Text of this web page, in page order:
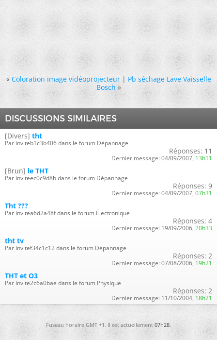
« Coloration image vidéoprojecteur|Pb séchage Lave Vaisselle
Bosch »
DISCUSSIONS SIMILAIRES
[Divers] tht
Par inviteb1c3b406 dans le forum Dépannage
Réponses: 11
Dernier message: 04/09/2007, 13h11
[Brun] le THT
Par inviteec0c9d8b dans le forum Dépannage
Réponses: 9
Dernier message: 04/09/2007, 07h31
Tht ???
Par invitea6d2a48f dans le forum Électronique
Réponses: 4
Dernier message: 19/09/2006, 20h33
tht tv
Par invitef34c1c12 dans le forum Dépannage
Réponses: 2
Dernier message: 07/08/2006, 19h21
THT et O3
Par invite2c6a0bae dans le forum Physique
Réponses: 2
Dernier message: 11/10/2004, 18h21
Fuseau horaire GMT +1. Il est actuellement07h28.